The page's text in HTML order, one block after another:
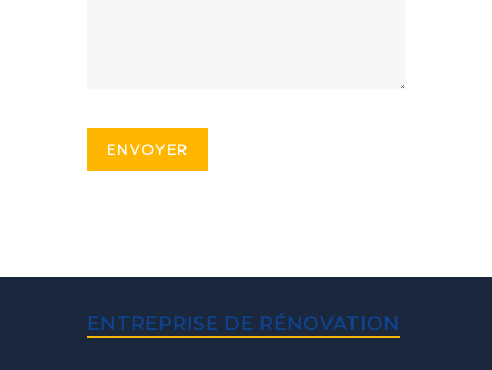
ENTREPRISE DE RÉNOVATION